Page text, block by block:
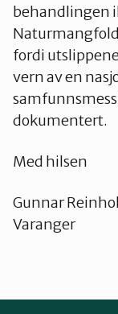
behandlingen
fordi
vern av en
dokumentert.
Med hilsen
Gunnar
Varanger